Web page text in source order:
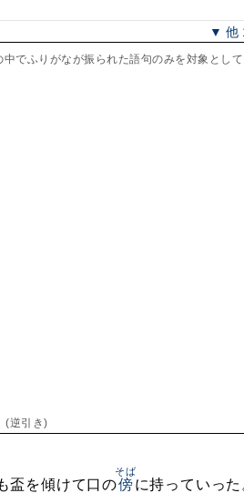
▼ 他
中でふりがなが振られた語句のみを対象とし
(逆引き)
盃を傾けて口の傍
そば
に持っていっ